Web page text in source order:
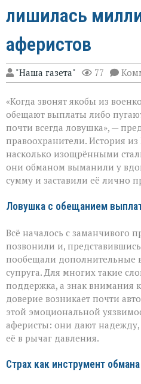
лишилась
аферистов
"Наша газета" 77
«Когда звонят якобы из
обещают выплаты либо
почти всегда ловушка», —
правоохранители. История
насколько изощрёнными
они обманом выманили у
сумму и заставили её лично
Ловушка с обещанием
Всё началось с заманчивого
позвонили и,
пообещали дополнительные
супруга. Для многих такие
поддержка, а знак внимания
доверие возникает почти
этой эмоциональной
аферисты: они дают надежду,
её в рычаг давления.
Страх как инструмент обмана